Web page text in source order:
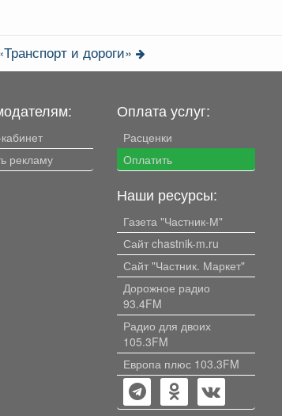
и дороги»
рекламу
Оплата услуг:
Расценки
Оплатить
Наши ресурсы:
Газета "Частник-М"
Сайт chastnik-m.ru
Сайт "Частник. Маркет"
Дорожное радио
93.4FM
Радио для двоих
105.3FM
Европа плюс 103.3FM